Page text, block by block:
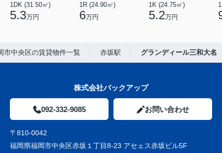
1DK (31.50㎡)
5.3万円
1R (24.90㎡)
6万円
1K (24.75㎡)
5.2万円
市中央区の賃貸物件一覧 赤坂駅 グランディール三和大名
株式会社バックアップ
092-332-9085 お問い合わせ
〒810-0042
福岡県福岡市中央区赤坂１丁目8-23 アセェス赤坂ビル5F